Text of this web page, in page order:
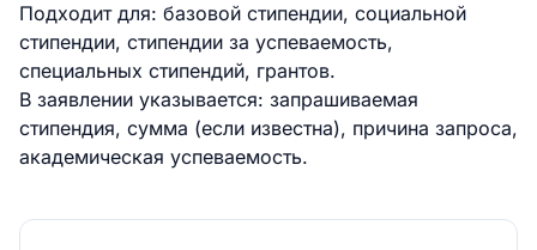
Подходит для: базовой стипендии, социальной
стипендии, стипендии за успеваемость,
специальных стипендий, грантов.
В заявлении указывается: запрашиваемая
стипендия, сумма (если известна), причина запроса,
академическая успеваемость.